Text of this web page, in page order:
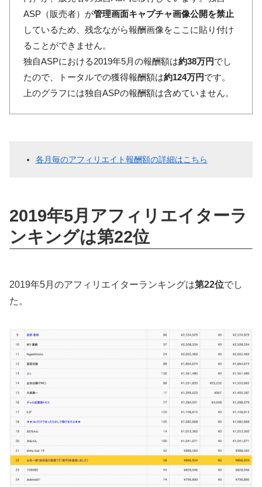
ASP（販売者）が管理画面キャプチャ画像公開を禁止
しているため、残念ながら報酬画像をここに貼り付け
ることができません。
独自ASPにおける2019年5月の報酬額は約38万円でし
たので、トータルでの獲得報酬額は約124万円です。
上のグラフには独自ASPの報酬額は含めていません。
各月毎のアフィリエイト報酬額の詳細はこちら
2019年5月アフィリエイターラ
ンキングは第22位
2019年5月のアフィリエイターランキングは第22位でし
た。